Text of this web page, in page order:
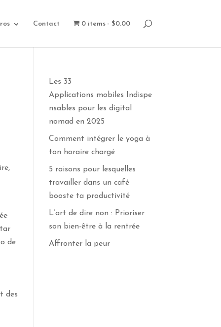
Contact 0 items $0.00
de
des
Les 33
Applications mobiles Indispe
nsables pour les digital
nomad en 2025
Comment intégrer le yoga à
ton horaire chargé
5 raisons pour lesquelles
travailler dans un café
booste ta productivité
L’art de dire non : Prioriser
son bien-être à la rentrée
Affronter la peur